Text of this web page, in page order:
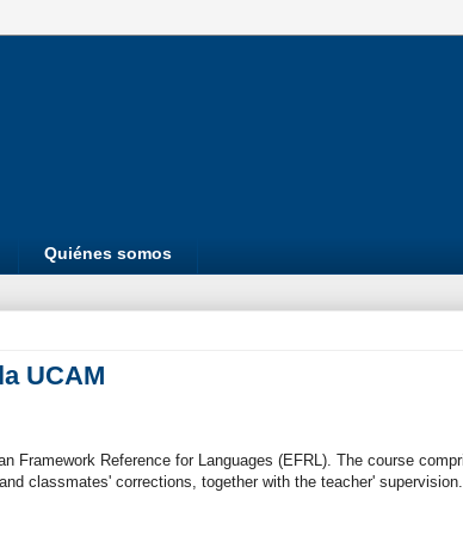
Quiénes somos
UCAM
Reference for Languages (EFRL). The course
classmates' corrections, together with the teacher'